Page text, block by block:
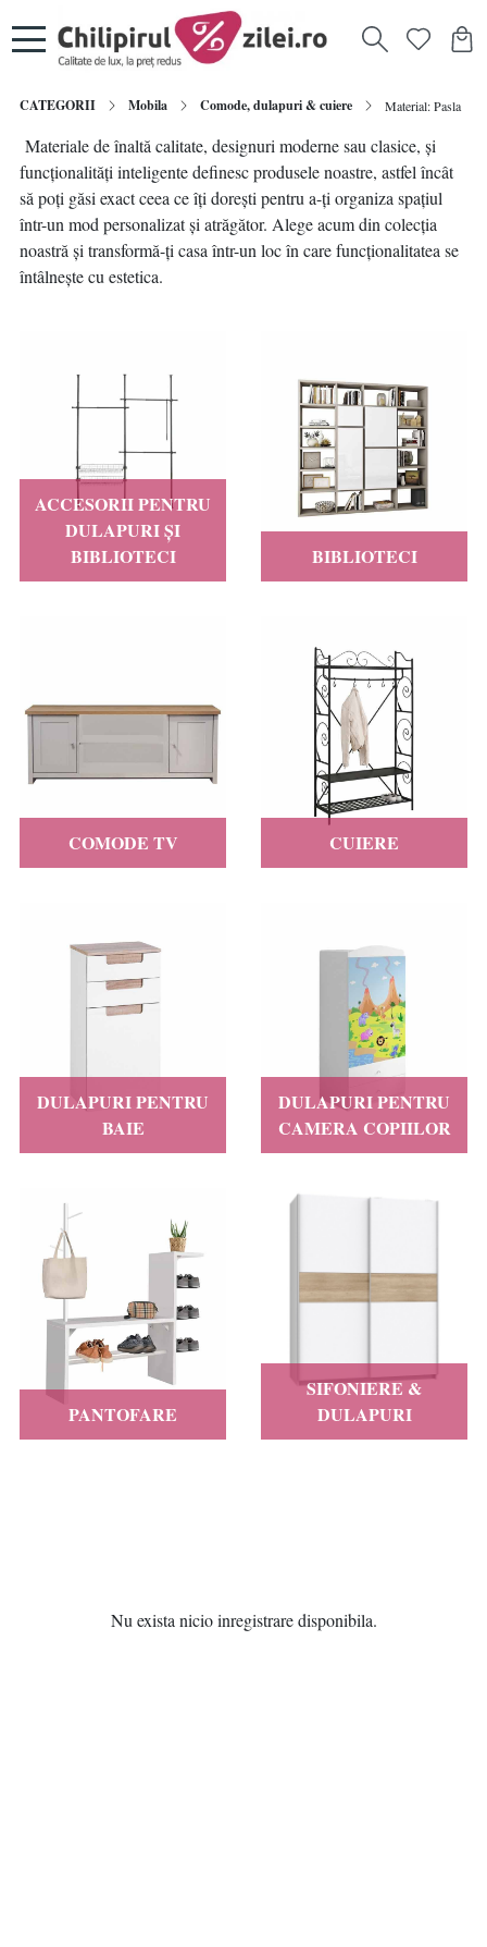
CATEGORII Mobila Comode, dulapuri & cuiere Material: Pasla
Materiale de înaltă calitate, designuri moderne sau clasice, și
funcționalități inteligente definesc produsele noastre, astfel încât
să poți găsi exact ceea ce îți dorești pentru a-ți organiza spațiul
într-un mod personalizat și atrăgător. Alege acum din colecția
noastră și transformă-ți casa într-un loc în care funcționalitatea se
întâlnește cu estetica.
ACCESORII PENTRU
DULAPURI ȘI
BIBLIOTECI
BIBLIOTECI
COMODE TV CUIERE
DULAPURI PENTRU
BAIE
DULAPURI PENTRU
CAMERA COPIILOR
PANTOFARE
SIFONIERE &
DULAPURI
Nu exista nicio inregistrare disponibila.